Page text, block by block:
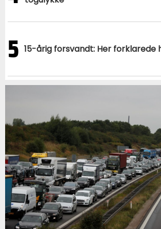
5 15-årig forsvandt: Her forklarede